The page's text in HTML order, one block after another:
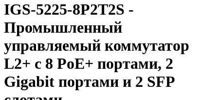
IGS-5225-8P2T2S -
Промышленный
управляемый коммутатор
L2+ с 8 PoE+ портами, 2
Gigabit портами и 2 SFP